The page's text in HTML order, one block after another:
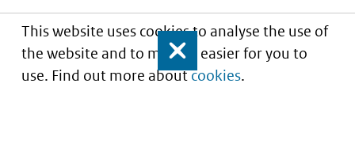
This website uses cookies to analyse the use of
the website and to make it easier for you to
use. Find out more aboutcookies.
Close